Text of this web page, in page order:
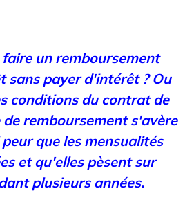
un remboursement
sans payer d'intérêt ? Ou
conditions du contrat de
remboursement s'avère
que les mensualités
et qu'elles pèsent sur
plusieurs années.